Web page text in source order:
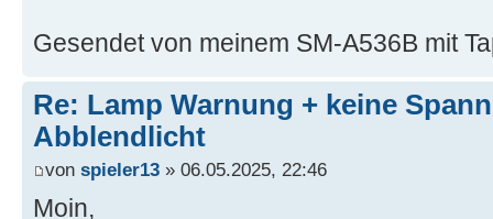
Gesendet von meinem SM-A536B mit
Re: Lamp Warnung + keine
Abblendlicht
von spieler13 » 06.05.2025, 22:46
Moin,